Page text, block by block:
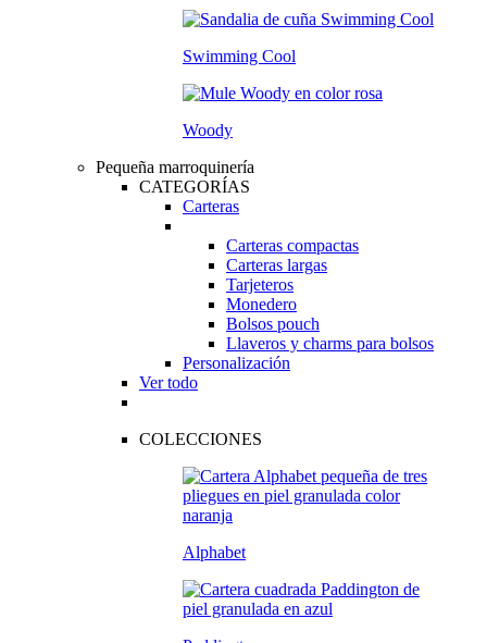
Swimming Cool
Woody
Pequeña marroquinería
CATEGORÍAS
Carteras
Carteras compactas
Carteras largas
Tarjeteros
Monedero
Bolsos pouch
Llaveros y charms para bolsos
Personalización
Ver todo
COLECCIONES
Alphabet